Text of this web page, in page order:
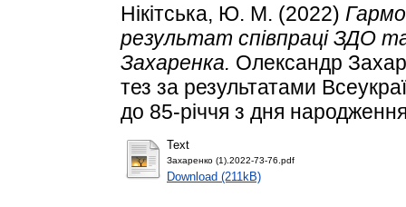
Нікітська, Ю. М. (2022)
результат співпраці ЗДО та
Захаренка. Олександр
тез за результатами
до 85-річчя з дня
Text
Захаренко (1).2022-73-76.pdf
Download (211kB)